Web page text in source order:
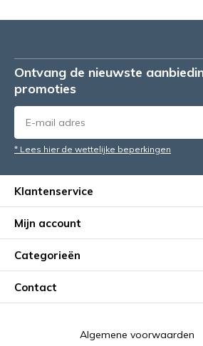
Ontvang de nieuwste
promoties
* Lees hier de wettelijke beperkingen
Klantenservice
Mijn account
Categorieën
Contact
Algemene voorwaarden